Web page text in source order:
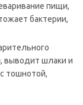
пищи,
бактерии,
выводит шлаки и
тошнотой,